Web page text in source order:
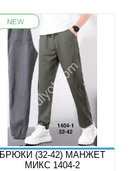
БРЮКИ (32-42) МАНЖЕТ
МИКС 1404-2